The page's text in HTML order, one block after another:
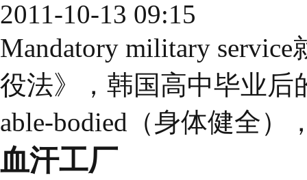
2011-10-13 09:15
Mandatory military
役法》，韩国高中毕业后
able-bodied（身体健全）
血汗工厂